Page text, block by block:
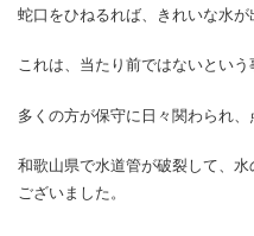
蛇口をひねるれば、きれいな水が
これは、当たり前ではないという
多くの方が保守に日々関わられ、
和歌山県で水道管が破裂して、
ございました。